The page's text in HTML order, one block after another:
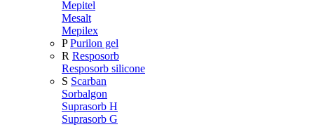
Mepitel
Mesalt
Mepilex
P Purilon gel
R Resposorb
Resposorb silicone
S Scarban
Sorbalgon
Suprasorb H
Suprasorb G